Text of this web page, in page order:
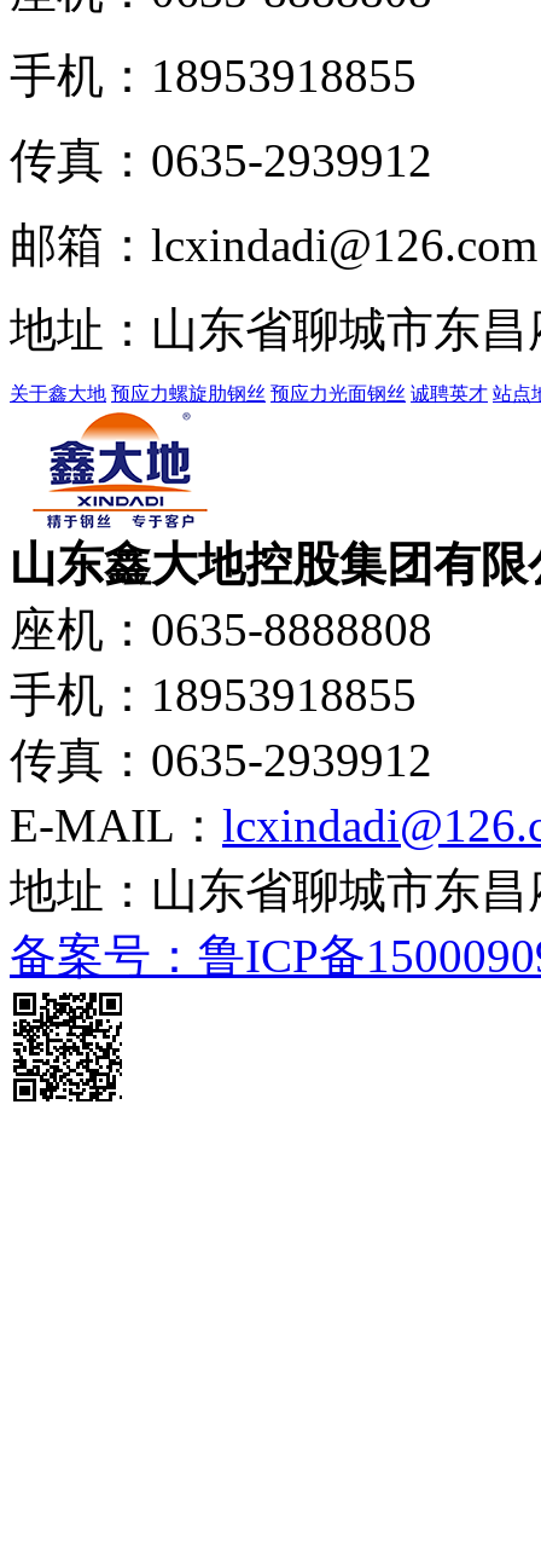
手机：18953918855
传真： 0635-2939912
邮箱：lcxindadi@126.com
地址：山东省聊城市东
关于鑫大地 预应力螺旋肋钢丝 预应力光面钢丝 诚聘英才 站点
山东鑫大地控股集团有限
座机：0635-8888808
手机：18953918855
传真：0635-2939912
E-MAIL：
地址：山东省聊城市东
备案号：鲁ICP备